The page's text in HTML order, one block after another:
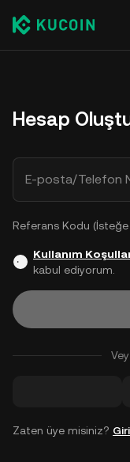
Hesap
E-posta/Telefon
Referans Kodu (İsteğe
Kullanım
kabul ediyorum.
Zaten üye misiniz?